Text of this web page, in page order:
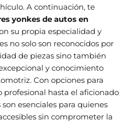
A continuación, te
yonkes de autos en
su propia especialidad y
no solo son reconocidos por
de piezas sino también
y conocimiento
Con opciones para
profesional hasta el aficionado
esenciales para quienes
sin comprometer la